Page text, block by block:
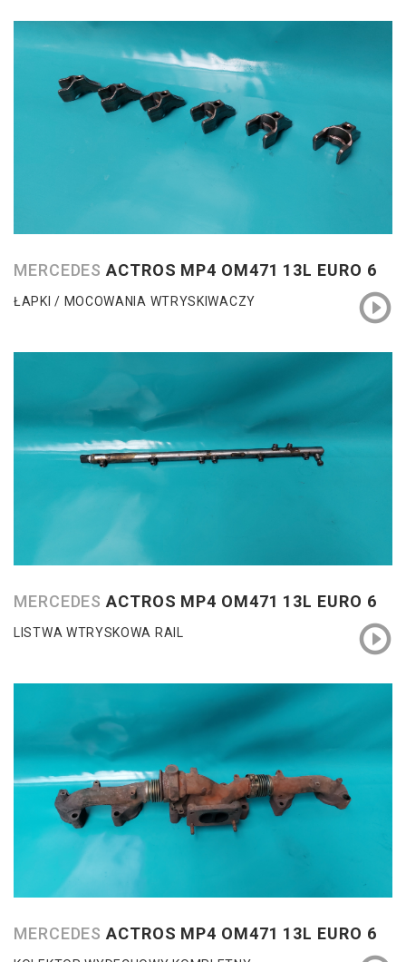
MERCEDESACTROS MP4 OM471 13L EURO 6
ŁAPKI / MOCOWANIA WTRYSKIWACZY
MERCEDESACTROS MP4 OM471 13L EURO 6
LISTWA WTRYSKOWA RAIL
MERCEDESACTROS MP4 OM471 13L EURO 6